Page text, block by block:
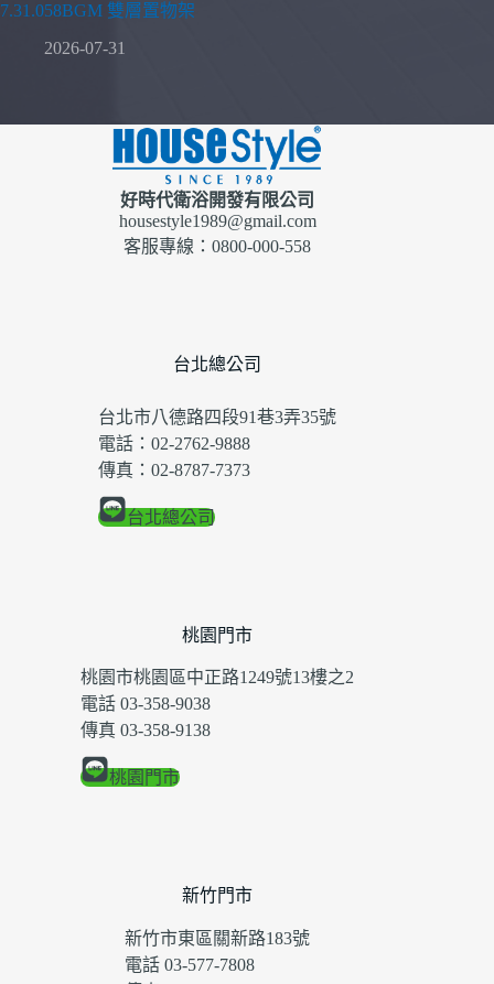
7.31.058BGM 雙層置物架
2026-07-31
好時代衛浴開發有限公司
housestyle1989@gmail.com
客服專線：0800-000-558
台北總公司
台北市八德路四段91巷3弄35號
電話：02-2762-9888
傳真：02-8787-7373
台北總公司
桃園門市
桃園市桃園區中正路1249號13樓之2
電話 03-358-9038
傳真 03-358-9138
桃園門市
新竹門市
新竹市東區關新路183號
電話 03-577-7808